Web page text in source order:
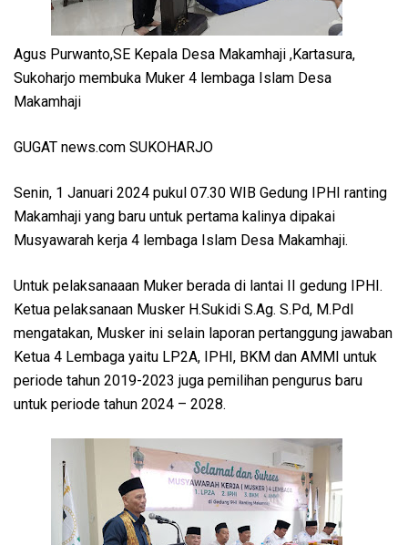
Agus Purwanto,SE Kepala Desa Makamhaji ,Kartasura,
Sukoharjo membuka Muker 4 lembaga Islam Desa
Makamhaji
GUGAT news.com SUKOHARJO
Senin, 1 Januari 2024 pukul 07.30 WIB Gedung IPHI ranting
Makamhaji yang baru untuk pertama kalinya dipakai
Musyawarah kerja 4 lembaga Islam Desa Makamhaji.
Untuk pelaksanaaan Muker berada di lantai II gedung IPHI.
Ketua pelaksanaan Musker H.Sukidi S.Ag. S.Pd, M.PdI
mengatakan, Musker ini selain laporan pertanggung jawaban
Ketua 4 Lembaga yaitu LP2A, IPHI, BKM dan AMMI untuk
periode tahun 2019-2023 juga pemilihan pengurus baru
untuk periode tahun 2024 – 2028.